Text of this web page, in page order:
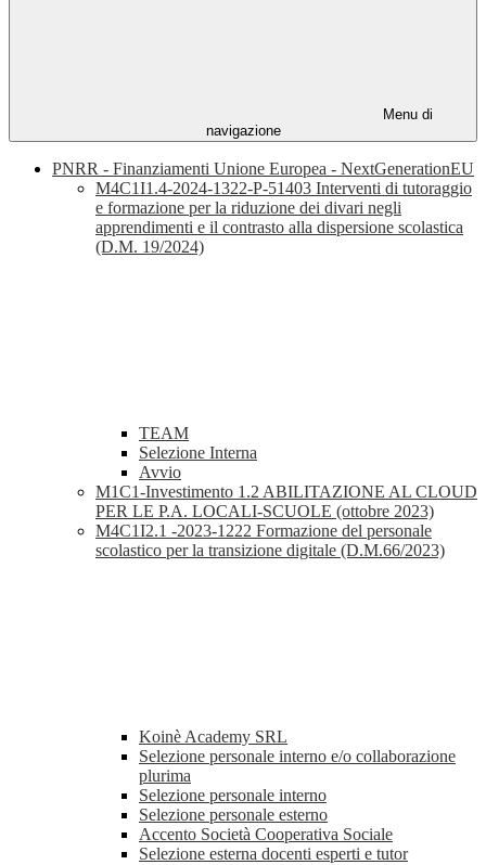
Menu di
navigazione
PNRR - Finanziamenti Unione Europea - NextGenerationEU
M4C1I1.4-2024-1322-P-51403 Interventi di tutoraggio
e formazione per la riduzione dei divari negli
apprendimenti e il contrasto alla dispersione scolastica
(D.M. 19/2024)
TEAM
Selezione Interna
Avvio
M1C1-Investimento 1.2 ABILITAZIONE AL CLOUD
PER LE P.A. LOCALI-SCUOLE (ottobre 2023)
M4C1I2.1 -2023-1222 Formazione del personale
scolastico per la transizione digitale (D.M.66/2023)
Koinè Academy SRL
Selezione personale interno e/o collaborazione
plurima
Selezione personale interno
Selezione personale esterno
Accento Società Cooperativa Sociale
Selezione esterna docenti esperti e tutor